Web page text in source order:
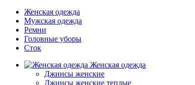
Женская одежда
Мужская одежда
Ремни
Головные уборы
Сток
Женская одежда
Джинсы женские
Джинсы женские теплые